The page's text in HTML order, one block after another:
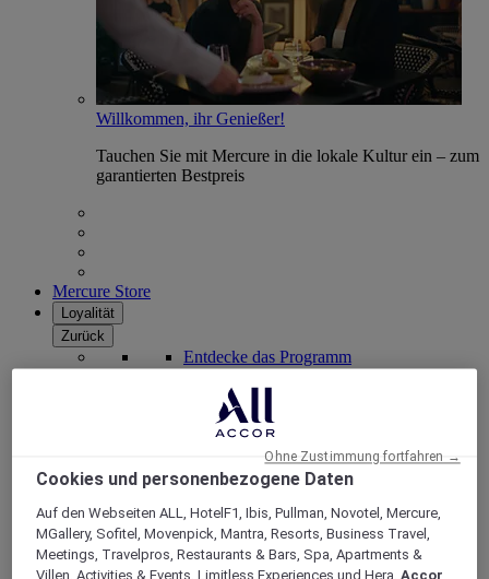
Willkommen, ihr Genießer!
Tauchen Sie mit Mercure in die lokale Kultur ein – zum
garantierten Bestpreis
Mercure Store
Loyalität
Zurück
Entdecke das Programm
Cookies und personenbezogene Daten
Auf den Webseiten ALL, HotelF1, Ibis, Pullman, Novotel, Mercure,
MGallery, Sofitel, Movenpick, Mantra, Resorts, Business Travel,
Meetings, Travelpros, Restaurants & Bars, Spa, Apartments &
Villen, Activities & Events, Limitless Experiences und Hera,Accor
Ohne Zustimmung fortfahren →